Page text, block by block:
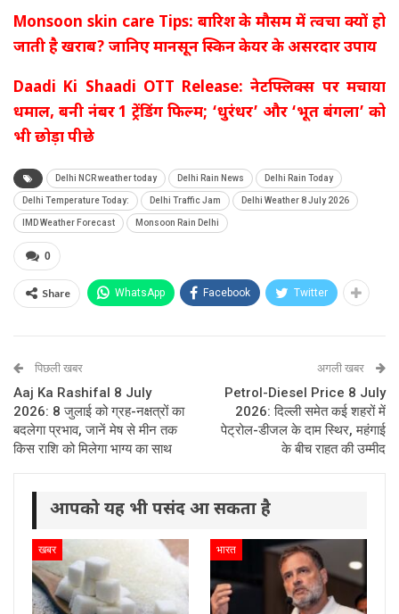
Monsoon skin care Tips: बारिश के मौसम में त्वचा क्यों हो
जाती है खराब? जानिए मानसून स्किन केयर के असरदार उपाय
Daadi Ki Shaadi OTT Release: नेटफ्लिक्स पर मचाया
धमाल, बनी नंबर 1 ट्रेंडिंग फिल्म; ‘धुरंधर’ और ‘भूत बंगला’ को
भी छोड़ा पीछे
Delhi NCR weather today Delhi Rain News Delhi Rain Today
Delhi Temperature Today: Delhi Traffic Jam Delhi Weather 8 July 2026
IMD Weather Forecast Monsoon Rain Delhi
0
Share WhatsApp Facebook Twitter
पिछली खबर
Aaj Ka Rashifal 8 July
2026: 8 जुलाई को ग्रह-नक्षत्रों का
बदलेगा प्रभाव, जानें मेष से मीन तक
किस राशि को मिलेगा भाग्य का साथ
अगली खबर
Petrol-Diesel Price 8 July
2026: दिल्ली समेत कई शहरों में
पेट्रोल-डीजल के दाम स्थिर, महंगाई
के बीच राहत की उम्मीद
आपको यह भी पसंद आ सकता है
खबर भारत